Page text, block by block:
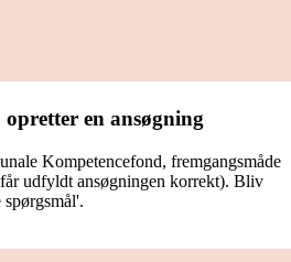
en ansøgning
Kompetencefond, fremgangsmåde
udfyldt ansøgningen korrekt). Bliv